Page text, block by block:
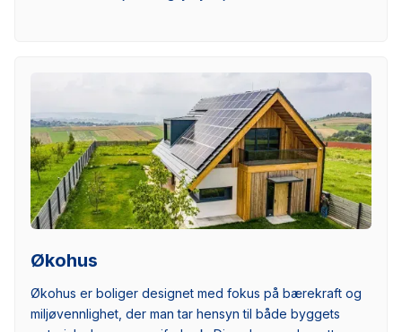
Økohus
Økohus er boliger designet med fokus på bærekraft og
miljøvennlighet, der man tar hensyn til både byggets